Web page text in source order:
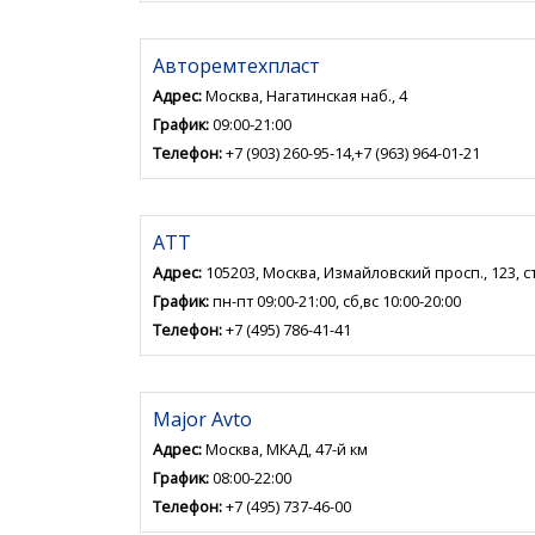
Авторемтехпласт
Адрес:Москва, Нагатинская наб., 4
График:09:00-21:00
Телефон:+7 (903) 260-95-14,+7 (963) 964-01-21
АТТ
Адрес: 105203, Москва, Измайловский просп., 123,
График:пн-пт 09:00-21:00, сб,вс 10:00-20:00
Телефон:+7 (495) 786-41-41
Major Avto
Адрес:Москва, МКАД, 47-й км
График:08:00-22:00
Телефон:+7 (495) 737-46-00